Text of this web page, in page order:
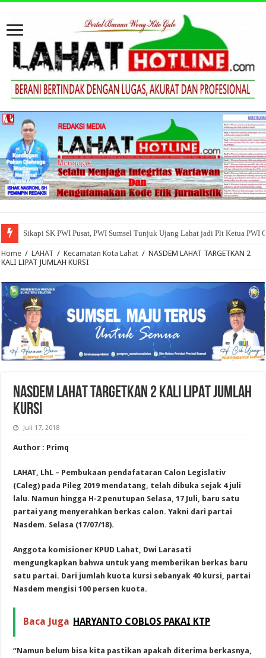
Sikapi SK PWI Pusat, PWI Sumsel Tunjuk Ujang Lahat jadi Plt Ketua PWI
Home / LAHAT / Kecamatan Kota Lahat / NASDEM LAHAT TARGETKAN 2
KALI LIPAT JUMLAH KURSI
NASDEM LAHAT TARGETKAN 2 KALI LIPAT JUMLAH
KURSI
Juli 17, 2018
Author : Primq
LAHAT, LhL – Pembukaan pendafataran Calon Legislativ
(Caleg) pada Pileg 2019 mendatang, telah dibuka sejak 4 juli
lalu. Namun hingga H-2 penutupan Selasa, 17 Juli, baru satu
partai yang menyerahkan berkas calon. Yakni dari partai
Nasdem. Selasa (17/07/18).
Anggota komisioner KPUD Lahat, Dwi Larasati
mengungkapkan bahwa untuk yang memberikan berkas baru
satu partai. Dari jumlah kuota kursi sebanyak 40 kursi, partai
Nasdem mengisi 100 persen kuota.
Baca Juga HARYANTO COBLOS PAKAI KTP
“Namun belum bisa kita pastikan apakah diterima berkasnya,